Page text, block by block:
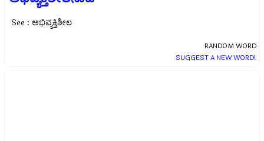
See : ಅಭಿವ್ಯಕ್ತಿಶೀಲ
RANDOM WORD
SUGGEST A NEW WORD!